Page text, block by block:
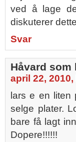
ved å lage
diskuterer
Svar
Håvard
april 22,
lars e en liten
selge plater.
bare få lagt
Dopere!!!!!!